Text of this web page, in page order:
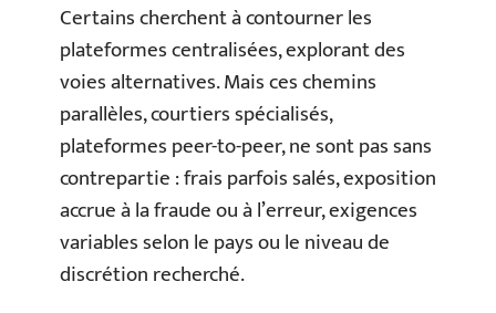
Certains cherchent à contourner les
plateformes centralisées, explorant des
voies alternatives. Mais ces chemins
parallèles, courtiers spécialisés,
plateformes peer-to-peer, ne sont pas sans
contrepartie : frais parfois salés, exposition
accrue à la fraude ou à l’erreur, exigences
variables selon le pays ou le niveau de
discrétion recherché.